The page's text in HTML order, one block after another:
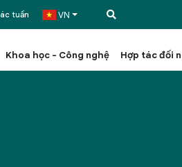
tuần VN
Khoa học - Công nghệ Hợp tác đối